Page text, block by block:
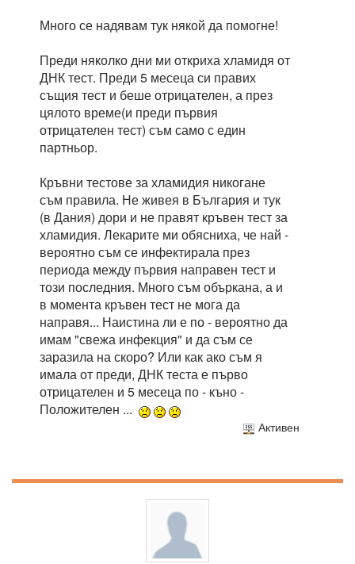
Много се надявам тук някой да помогне!
Преди няколко дни ми откриха хламидя от
ДНК тест. Преди 5 месеца си правих
същия тест и беше отрицателен, а през
цялото време(и преди първия
отрицателен тест) съм само с един
партньор.
Кръвни тестове за хламидия никогане
съм правила. Не живея в България и тук
(в Дания) дори и не правят кръвен тест за
хламидия. Лекарите ми обясниха, че най -
вероятно съм се инфектирала през
периода между първия направен тест и
този последния. Много съм объркана, а и
в момента кръвен тест не мога да
направя... Наистина ли е по - вероятно да
имам "свежа инфекция" и да съм се
заразила на скоро? Или как ако съм я
имала от преди, ДНК теста е първо
отрицателен и 5 месеца по - къно -
Положителен ...
Активен